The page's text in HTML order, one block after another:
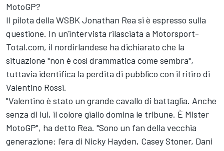
MotoGP?
Il pilota della WSBK Jonathan Rea si è espresso sulla
questione. In un'intervista rilasciata a Motorsport-
Total.com, il nordirlandese ha dichiarato che la
situazione "non è così drammatica come sembra",
tuttavia identifica la perdita di pubblico con il ritiro di
Valentino Rossi.
"Valentino è stato un grande cavallo di battaglia. Anche
senza di lui, il colore giallo domina le tribune. È Mister
MotoGP", ha detto Rea. "Sono un fan della vecchia
generazione: l'era di Nicky Hayden, Casey Stoner, Dani